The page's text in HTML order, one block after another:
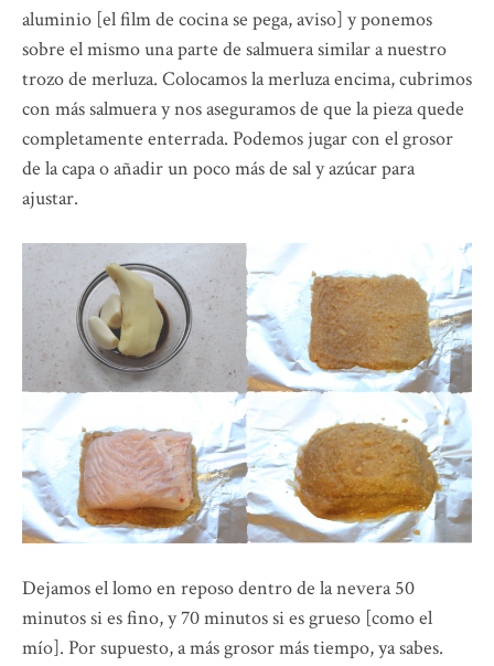
aluminio [el film de cocina se pega, aviso] y ponemos
sobre el mismo una parte de salmuera similar a nuestro
trozo de merluza. Colocamos la merluza encima, cubrimos
con más salmuera y nos aseguramos de que la pieza quede
completamente enterrada. Podemos jugar con el grosor
de la capa o añadir un poco más de sal y azúcar para
ajustar.
Dejamos el lomo en reposo dentro de la nevera 50
minutos si es fino, y 70 minutos si es grueso [como el
mío]. Por supuesto, a más grosor más tiempo, ya sabes.